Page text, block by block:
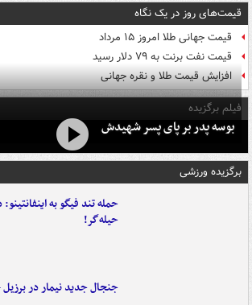
قیمت‌های روز در یک نگاه
قیمت جهانی طلا امروز ۱۵ مرداد
قیمت نفت برنت به ۷۹ دلار رسید
افزایش قیمت طلا و نقره جهانی
فیلم برگزیده
بوسه‌ پدر بر پای پسر شهیدش
برگزیده ورزشی
حمله تند فیگو به
حیله‌گر!
جنجال جدید نیمار در برزیل